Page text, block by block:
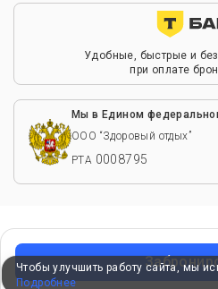
Удобные, быстрые и
при оплате
Мы в Едином
ООО “Здоровый отдых”
РТА 0008795
Чтобы улучшить работу сайта, мы
Подробнее